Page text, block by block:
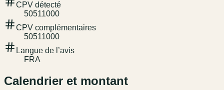
CPV détecté
50511000
CPV complémentaires
50511000
Langue de l’avis
FRA
Calendrier et montant